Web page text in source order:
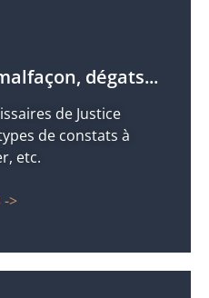
dégats...
de Justice
de constats à
etc.
->